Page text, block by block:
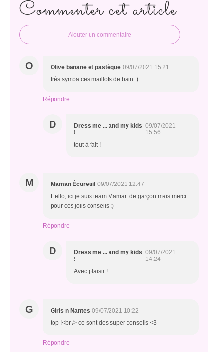
Commenter cet article
Ajouter un commentaire
O Olive banane et pastèque 09/07/2021 15:21
très sympa ces maillots de bain :)
Répondre
D
Dress me ... and my kids
!
09/07/2021
15:56
tout à fait !
M Maman Écureuil 09/07/2021 12:47
Hello, ici je suis team Maman de garçon mais merci
pour ces jolis conseils :)
Répondre
D
Dress me ... and my kids
!
09/07/2021
14:24
Avec plaisir !
G Girls n Nantes 09/07/2021 10:22
top !<br /> ce sont des super conseils <3
Répondre